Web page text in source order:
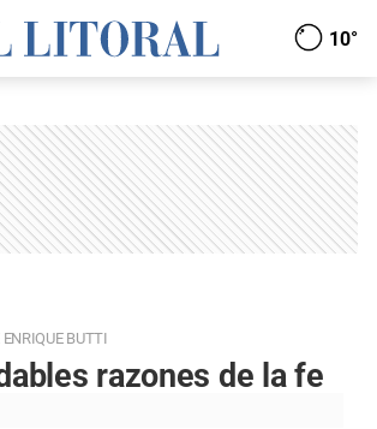
10°
BUTTI
razones de la fe